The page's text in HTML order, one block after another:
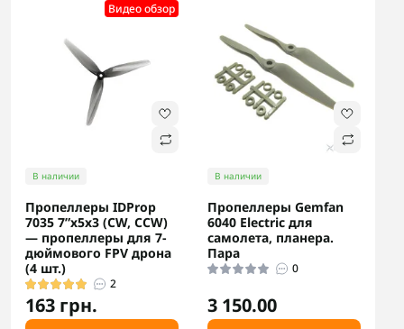
Видео обзор
В наличии
Пропеллеры IDProp
7035 7”x5x3 (CW, CCW)
— пропеллеры для 7-
дюймового FPV дрона
(4 шт.)
2
163 грн.
В наличии
Пропеллеры Gemfan
6040 Electric для
самолета, планера.
Пара
0
3 150.00